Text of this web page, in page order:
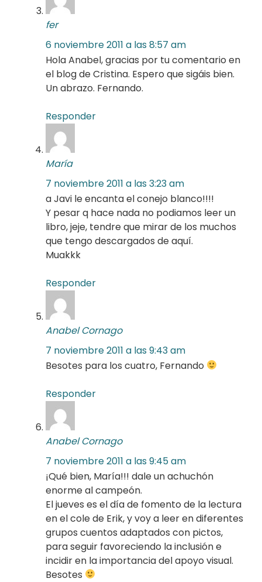
fer
6 noviembre 2011 a las 8:57 am
Hola Anabel, gracias por tu comentario en
el blog de Cristina. Espero que sigáis bien.
Un abrazo. Fernando.
Responder
María
7 noviembre 2011 a las 3:23 am
a Javi le encanta el conejo blanco!!!!
Y pesar q hace nada no podiamos leer un
libro, jeje, tendre que mirar de los muchos
que tengo descargados de aquí.
Muakkk
Responder
Anabel Cornago
7 noviembre 2011 a las 9:43 am
Besotes para los cuatro, Fernando
Responder
Anabel Cornago
7 noviembre 2011 a las 9:45 am
¡Qué bien, María!!! dale un achuchón
enorme al campeón.
El jueves es el día de fomento de la lectura
en el cole de Erik, y voy a leer en diferentes
grupos cuentos adaptados con pictos,
para seguir favoreciendo la inclusión e
incidir en la importancia del apoyo visual.
Besotes